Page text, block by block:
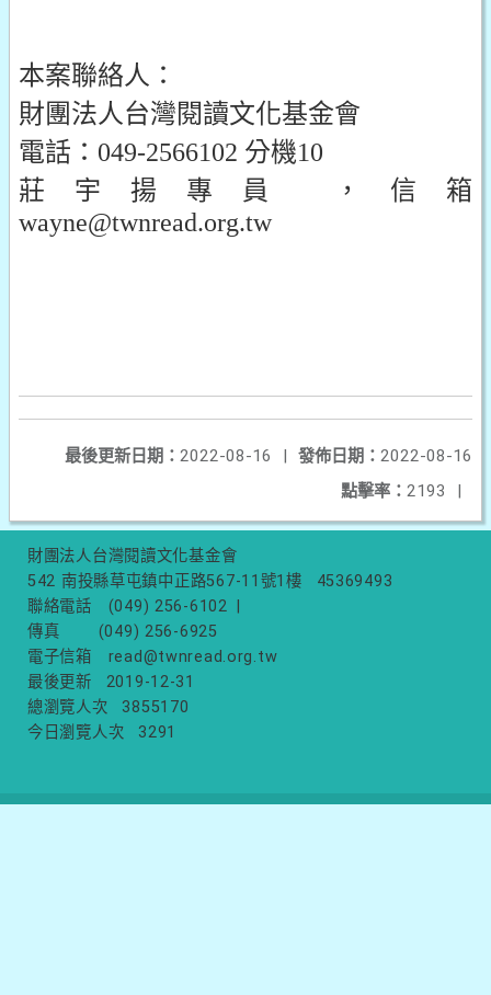
本案聯絡人：
財團法人台灣閱讀文化基金會
電話：049-2566102 分機10
莊宇揚專員 ，信箱
wayne@twnread.org.tw
發佈日期： 2022-08-16
最後更新日期： 2022-08-16
|
點擊率： 2193 |
財團法人台灣閱讀文化基金會
542 南投縣草屯鎮中正路567-11號1樓
45369493
聯絡電話
(049) 256-6102
傳真
(049) 256-6925
電子信箱
read@twnread.org.tw
最後更新
2019-12-31
總瀏覽人次
3855170
今日瀏覽人次
3291